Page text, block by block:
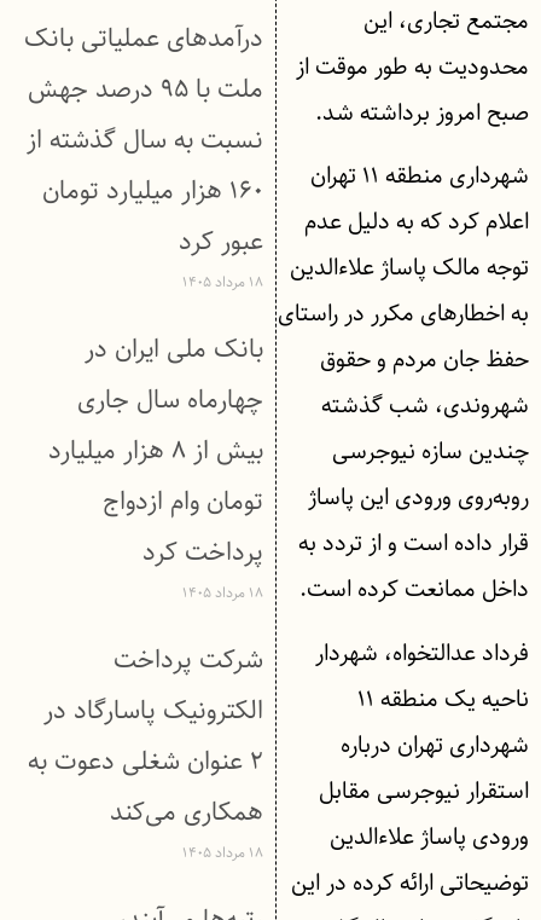
مجتمع تجاری، این
محدودیت به طور موقت از
صبح امروز برداشته شد.
شهرداری منطقه ۱۱ تهران
اعلام کرد که به دلیل عدم
توجه مالک پاساژ علاءالدین
به اخطارهای مکرر در راستای
حفظ جان مردم و حقوق
شهروندی، شب گذشته
چندین سازه نیوجرسی
روبه‌روی ورودی این پاساژ
قرار داده است و از تردد به
داخل ممانعت کرده است.
فرداد عدالتخواه، شهردار
ناحیه یک منطقه ۱۱
شهرداری تهران درباره
استقرار نیوجرسی مقابل
ورودی پاساژ علاءالدین
توضیحاتی ارائه کرده در این
درآمدهای عملیاتی بانک
ملت با ۹۵ درصد جهش
نسبت به سال گذشته از
۱۶۰ هزار میلیارد تومان
عبور كرد
۱۸ مرداد ۱۴۰۵
بانک ملی ایران در
چهارماه سال جاری
بیش از ۸ هزار میلیارد
تومان وام ازدواج
پرداخت کرد
۱۸ مرداد ۱۴۰۵
شرکت پرداخت
الکترونیک پاسارگاد در
۲ عنوان شغلی دعوت به
همکاری می‌کند
۱۸ مرداد ۱۴۰۵